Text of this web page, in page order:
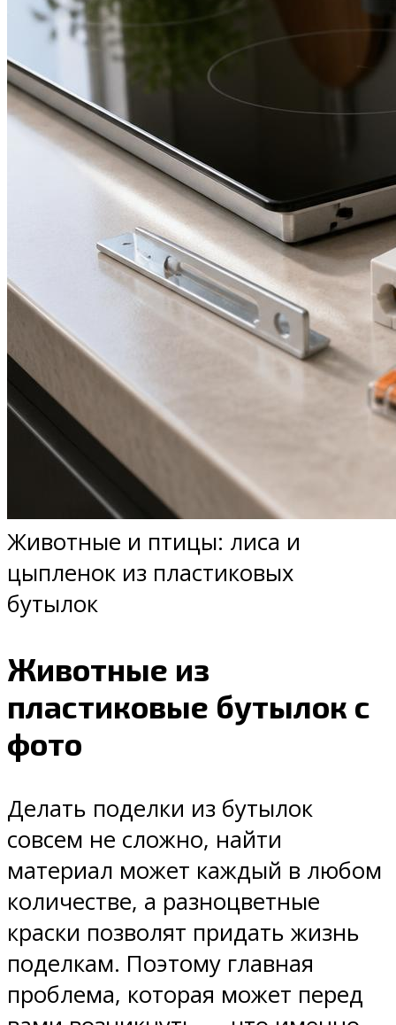
Животные и птицы: лиса и
цыпленок из пластиковых
бутылок
Животные из
пластиковые бутылок с
фото
Делать поделки из бутылок
совсем не сложно, найти
материал может каждый в любом
количестве, а разноцветные
краски позволят придать жизнь
поделкам. Поэтому главная
проблема, которая может перед